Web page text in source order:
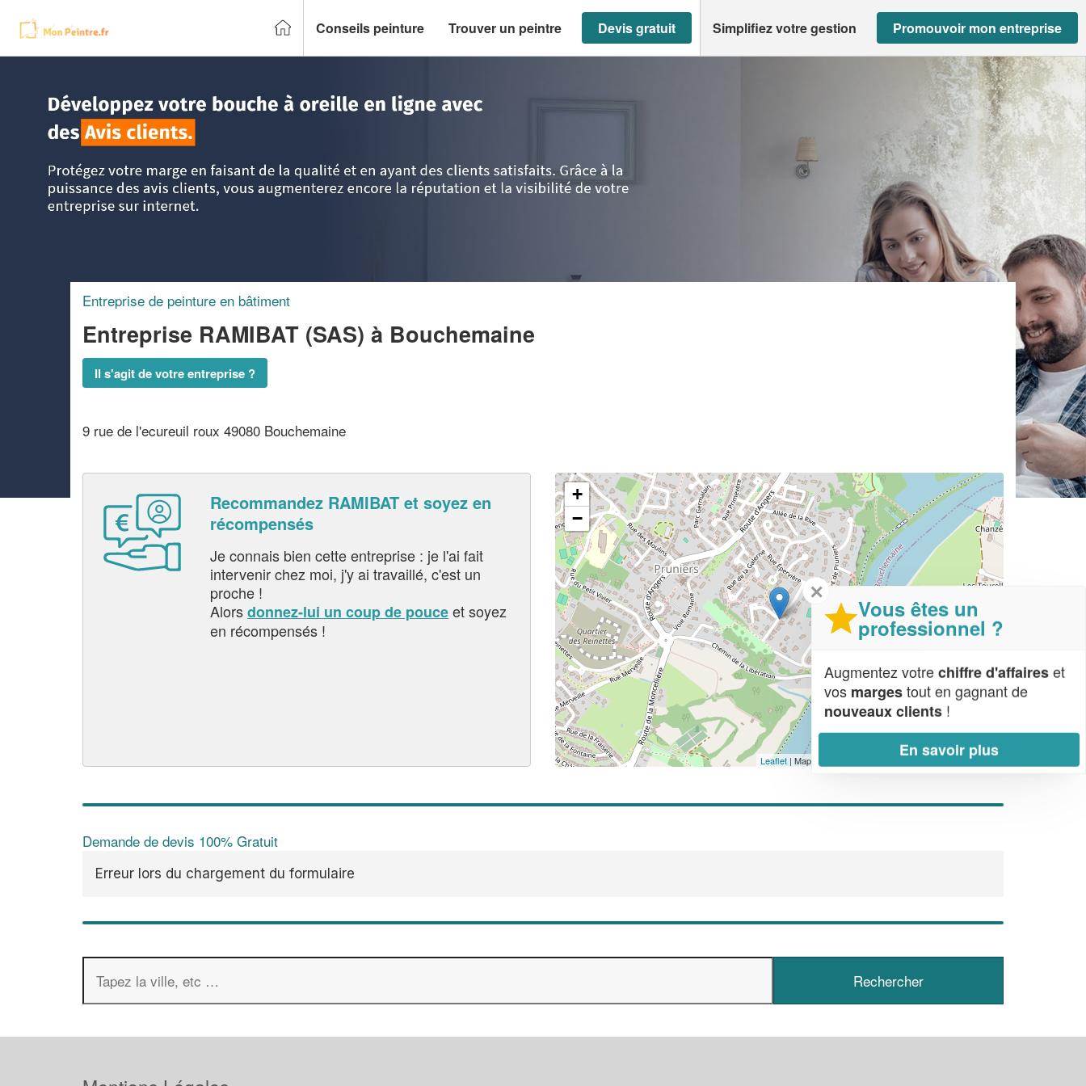
Conseils peinture Trouver un peintre Devis gratuit Simplifiez votre gestion Promouvoir mon entreprise
Entreprise de peinture en bâtiment
Entreprise RAMIBAT (SAS) à Bouchemaine
Il s'agit de votre entreprise ?
9 rue de l'ecureuil roux 49080 Bouchemaine
Recommandez RAMIBAT et soyez en
récompensés
Je connais bien cette entreprise : je l'ai fait
intervenir chez moi, j'y ai travaillé, c'est un
proche !
Alorsdonnez-lui un coup de pouceet soyez
en récompensés !
+
−
Leaflet | Map data © CC-BY-SA
Demande de devis 100% Gratuit
Erreur lors du chargement du formulaire
✕
Vous êtes un
professionnel ?
Augmentez votrechiffre d'affaireset
vos margestout en gagnant de
nouveaux clients !
En savoir plus